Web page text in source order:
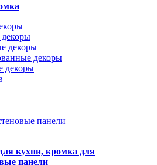
декоры
декоры
декоры
кухни, кромка для
панели